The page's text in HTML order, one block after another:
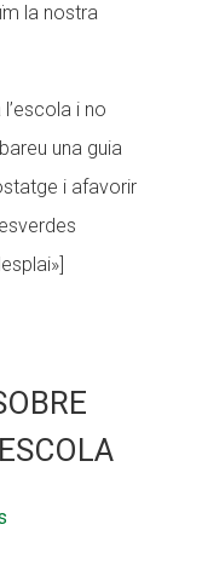
la nostra
i no
una guia
i afavorir